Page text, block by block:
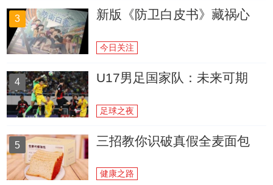
3 新版《防卫白皮书》藏祸心
今日关注
4 U17男足国家队：未来可期
足球之夜
5 三招教你识破真假全麦面包
健康之路